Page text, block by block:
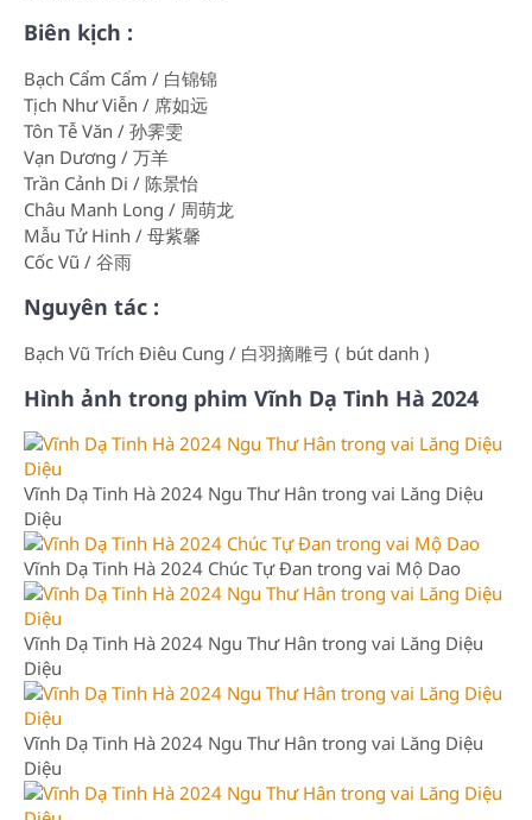
Biên kịch :
Bạch Cẩm Cẩm / 白锦锦
Tịch Như Viễn / 席如远
Tôn Tễ Văn / 孙霁雯
Vạn Dương / 万羊
Trần Cảnh Di / 陈景怡
Châu Manh Long / 周萌龙
Mẫu Tử Hinh / 母紫馨
Cốc Vũ / 谷雨
Nguyên tác :
Bạch Vũ Trích Điêu Cung / 白羽摘雕弓 ( bút danh )
Hình ảnh trong phim Vĩnh Dạ Tinh Hà 2024
Vĩnh Dạ Tinh Hà 2024 Ngu Thư Hân trong vai Lăng Diệu
Diệu
Vĩnh Dạ Tinh Hà 2024 Chúc Tự Đan trong vai Mộ Dao
Vĩnh Dạ Tinh Hà 2024 Ngu Thư Hân trong vai Lăng Diệu
Diệu
Vĩnh Dạ Tinh Hà 2024 Ngu Thư Hân trong vai Lăng Diệu
Diệu